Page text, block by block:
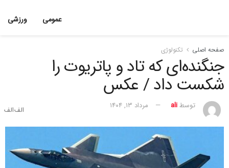
ورزشی عمومی
صفحه اصلی تکنولوژی
جنگنده‌ای که تاد و پاتریوت را
شکست داد / عکس
توسطali مرداد ۱۳, ۱۴۰۴